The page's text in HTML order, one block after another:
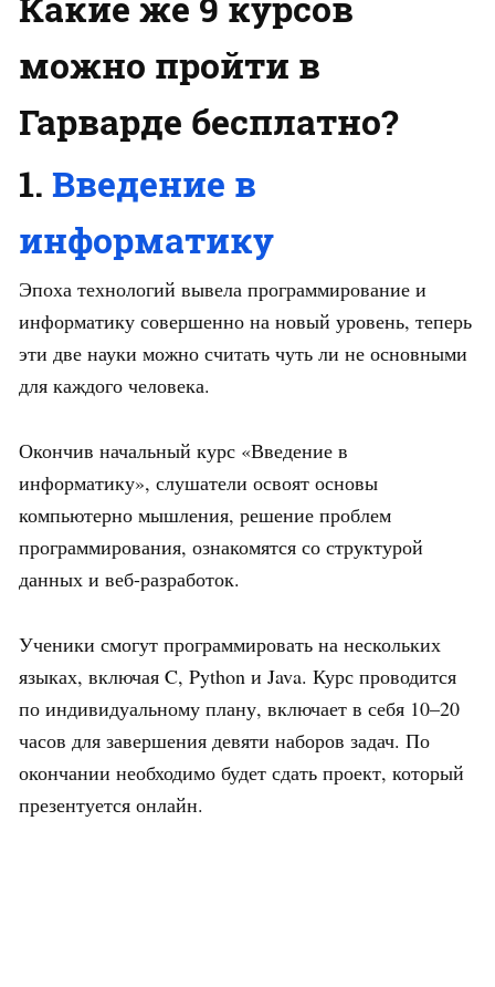
можно пройти в
Гарварде бесплатно?
1. Введение в
информатику
Эпоха технологий вывела программирование и
информатику совершенно на новый уровень, теперь
эти две науки можно считать чуть ли не основными
для каждого человека.
Окончив начальный курс «Введение в
информатику», слушатели освоят основы
компьютерно мышления, решение проблем
программирования, ознакомятся со структурой
данных и веб-разработок.
Ученики смогут программировать на нескольких
языках, включая C, Python и Java. Курс проводится
по индивидуальному плану, включает в себя 10–20
часов для завершения девяти наборов задач. По
окончании необходимо будет сдать проект, который
презентуется онлайн.